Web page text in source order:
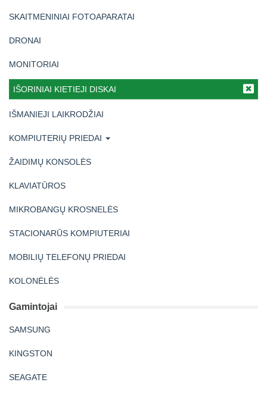
SKAITMENINIAI FOTOAPARATAI
DRONAI
MONITORIAI
IŠORINIAI KIETIEJI DISKAI
IŠMANIEJI LAIKRODŽIAI
KOMPIUTERIŲ PRIEDAI
ŽAIDIMŲ KONSOLĖS
KLAVIATŪROS
MIKROBANGŲ KROSNELĖS
STACIONARŪS KOMPIUTERIAI
MOBILIŲ TELEFONŲ PRIEDAI
KOLONĖLĖS
Gamintojai
SAMSUNG
KINGSTON
SEAGATE